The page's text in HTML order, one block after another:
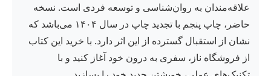
علاقه‌مندان به روان‌شناسی و توسعه فردی است. نسخه
حاضر، چاپ پنجم با تجدید چاپ در سال ۱۴۰۴ می‌باشد که
نشان از استقبال گسترده از این اثر دارد. با خرید این کتاب
از فروشگاه ناز، سفری به درون خود آغاز کنید و با